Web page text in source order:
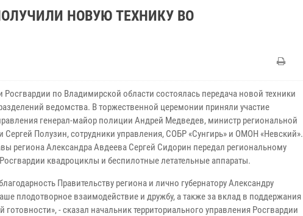
НОВУЮ ТЕХНИКУ ВО
Росгвардии по Владимирской области состоялась передача новой техники
ведомства. В торжественной церемонии приняли участие
генерал-майор полиции Андрей Медведев, министр региональной
Сергей Полузин, сотрудники управления, СОБР «Сунгирь» и ОМОН «Невский».
региона Александра Авдеева Сергей Сидорин передал региональному
квадроциклы и беспилотные летательные аппараты.
Правительству региона и лично губернатору Александру
плодотворное взаимодействие и дружбу, а также за вклад в поддержания
готовности», - сказал начальник территориального управления Росгвардии